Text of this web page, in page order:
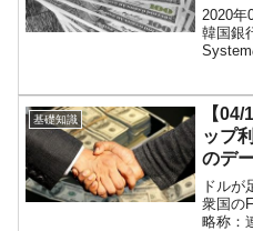
倍！
在韓米国大使
空港に詰めかけ「出て行け！
掲げる「在韓反米勢力」
『Money1』
韓国政府「
ータセンター整備」⇒ だから
JPモルガン「
れ！
2020年
韓国銀
は「
協定
基礎知識
【
ップ
のデ
億ド
ドルが
衆国の
略称：